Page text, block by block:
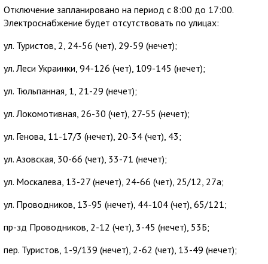
Отключение запланировано на период с 8:00 до 17:00.
Электроснабжение будет отсутствовать по улицах:
ул. Туристов, 2, 24-56 (чет), 29-59 (нечет);
ул. Леси Украинки, 94-126 (чет), 109-145 (нечет);
ул. Тюльпанная, 1, 21-29 (нечет);
ул. Локомотивная, 26-30 (чет), 27-55 (нечет);
ул. Генова, 11-17/3 (нечет), 20-34 (чет), 43;
ул. Азовская, 30-66 (чет), 33-71 (нечет);
ул. Москалева, 13-27 (нечет), 24-66 (чет), 25/12, 27а;
ул. Проводников, 13-95 (нечет), 44-104 (чет), 65/121;
пр-зд Проводников, 2-12 (чет), 3-45 (нечет), 53Б;
пер. Туристов, 1-9/139 (нечет), 2-62 (чет), 13-49 (нечет);